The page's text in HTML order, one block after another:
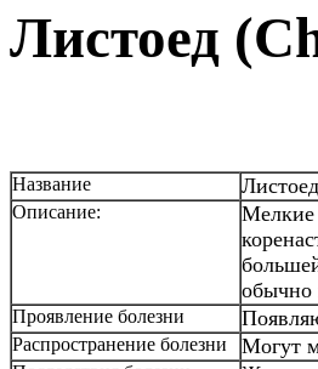
Листоед
Название Листоед
Описание:
Мелкие
обычно
Проявление болезни
Распространение болезни Могут